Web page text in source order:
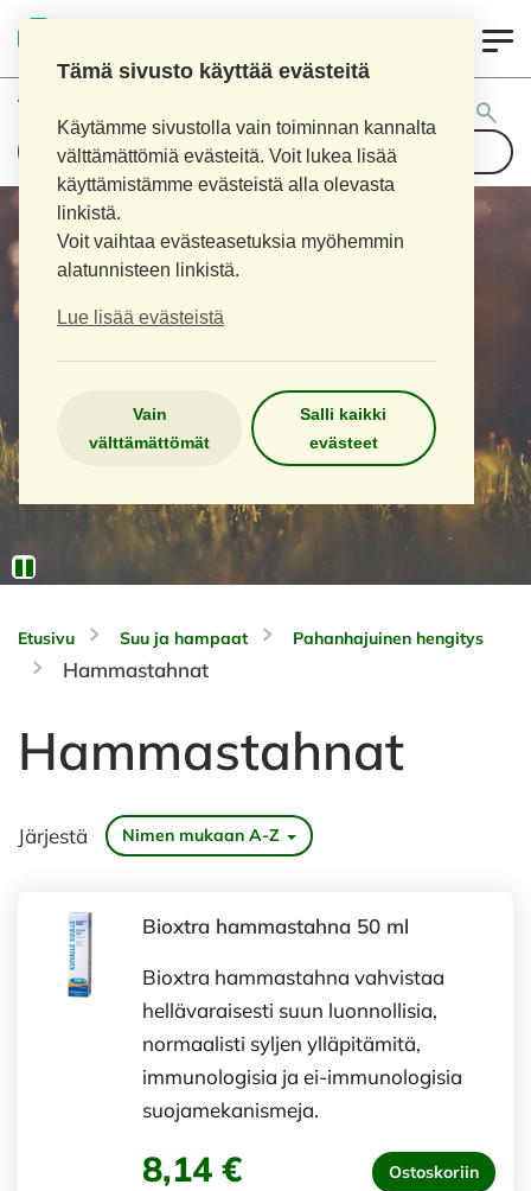
Tämä sivusto käyttää evästeitä
Käytämme sivustolla vain toiminnan kannalta
välttämättömiä evästeitä. Voit lukea lisää
käyttämistämme evästeistä alla olevasta
linkistä.
Voit vaihtaa evästeasetuksia myöhemmin
alatunnisteen linkistä.
Lue lisää evästeistä
Vain
välttämättömät
Salli kaikki
evästeet
Tuotehaku:
Etusivu Suu ja hampaat Pahanhajuinen hengitys
Hammastahnat
Hammastahnat
Järjestä Nimen mukaan A-Z
Bioxtra hammastahna 50 ml
Bioxtra hammastahna vahvistaa
hellävaraisesti suun luonnollisia,
normaalisti syljen ylläpitämitä,
immunologisia ja ei-immunologisia
suojamekanismeja.
8,14 € Ostoskoriin